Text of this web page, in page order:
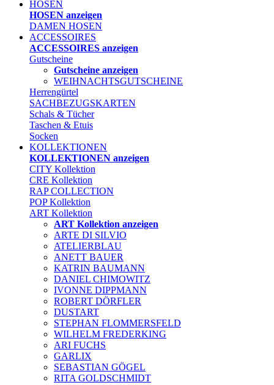
HOSEN
HOSEN anzeigen
DAMEN HOSEN
ACCESSOIRES
ACCESSOIRES anzeigen
Gutscheine
Gutscheine anzeigen
WEIHNACHTSGUTSCHEINE
Herrengürtel
SACHBEZUGSKARTEN
Schals & Tücher
Taschen & Etuis
Socken
KOLLEKTIONEN
KOLLEKTIONEN anzeigen
CITY Kollektion
CRE Kollektion
RAP COLLECTION
POP Kollektion
ART Kollektion
ART Kollektion anzeigen
ARTE DI SILVIO
ATELIERBLAU
ANETT BAUER
KATRIN BAUMANN
DANIEL CHIMOWITZ
IVONNE DIPPMANN
ROBERT DÖRFLER
DUSTART
STEPHAN FLOMMERSFELD
WILHELM FREDERKING
ARI FUCHS
GARLIX
SEBASTIAN GÖGEL
RITA GOLDSCHMIDT